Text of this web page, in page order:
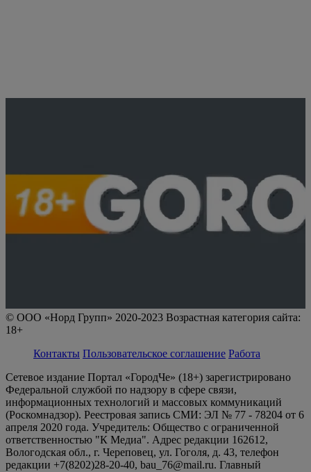
© ООО «Норд Групп» 2020-2023 Возрастная категория сайта:
18+
Контакты Пользовательское соглашение Работа
Сетевое издание Портал «ГородЧе» (18+) зарегистрировано
Федеральной службой по надзору в сфере связи,
информационных технологий и массовых коммуникаций
(Роскомнадзор). Реестровая запись СМИ: ЭЛ № 77 - 78204 от 6
апреля 2020 года. Учредитель: Общество с ограниченной
ответственностью "К Медиа". Адрес редакции 162612,
Вологодская обл., г. Череповец, ул. Гоголя, д. 43, телефон
редакции +7(8202)28-20-40, bau_76@mail.ru. Главный